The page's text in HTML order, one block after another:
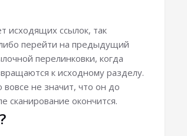
исходящих ссылок, так
перейти на предыдущий
перелинковки, когда
к исходному разделу.
не значит, что он до
сканирование окончится.